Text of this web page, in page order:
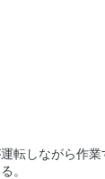
転しながら作
。